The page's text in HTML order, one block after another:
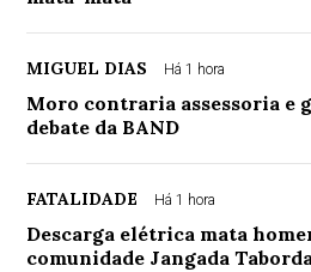
MIGUEL DIAS Há 1 hora
Moro contraria assessoria e
debate da BAND
FATALIDADE Há 1 hora
Descarga elétrica mata
comunidade Jangada